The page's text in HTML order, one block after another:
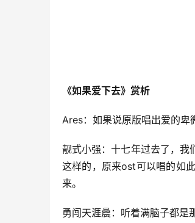
《如果爱下去》赏析
Ares：如果说原版唱出爱的卑
靓式小强：十七年过去了，我
这样的，原来ost可以唱的如
来。
勇闯天涯曟：听着满脑子都是